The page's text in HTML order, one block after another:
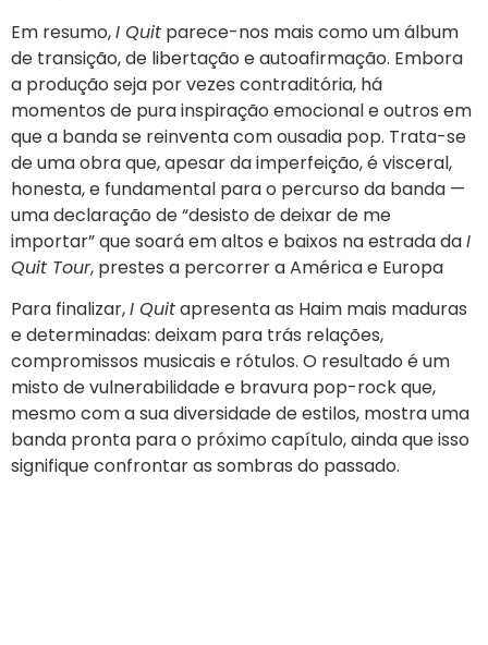
Em resumo,I Quit parece-nos mais como um álbum
de transição, de libertação e autoafirmação. Embora
a produção seja por vezes contraditória, há
momentos de pura inspiração emocional e outros em
que a banda se reinventa com ousadia pop. Trata-se
de uma obra que, apesar da imperfeição, é visceral,
honesta, e fundamental para o percurso da banda —
uma declaração de “desisto de deixar de me
importar” que soará em altos e baixos na estrada daI
Quit Tour, prestes a percorrer a América e Europa
Para finalizar,I Quitapresenta as Haim mais maduras
e determinadas: deixam para trás relações,
compromissos musicais e rótulos. O resultado é um
misto de vulnerabilidade e bravura pop-rock que,
mesmo com a sua diversidade de estilos, mostra uma
banda pronta para o próximo capítulo, ainda que isso
signifique confrontar as sombras do passado.